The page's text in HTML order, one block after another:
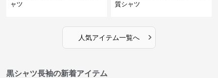
ャツ
質シャツ
人気アイテム一覧へ ›
黒シャツ長袖の新着アイテム